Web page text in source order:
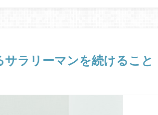
ラリーマンを続けること